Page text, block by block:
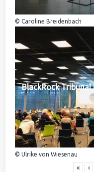
© Caroline Breidenbach
BlackRock Tribunal
© Ulrike von Wiesenau
« ‹